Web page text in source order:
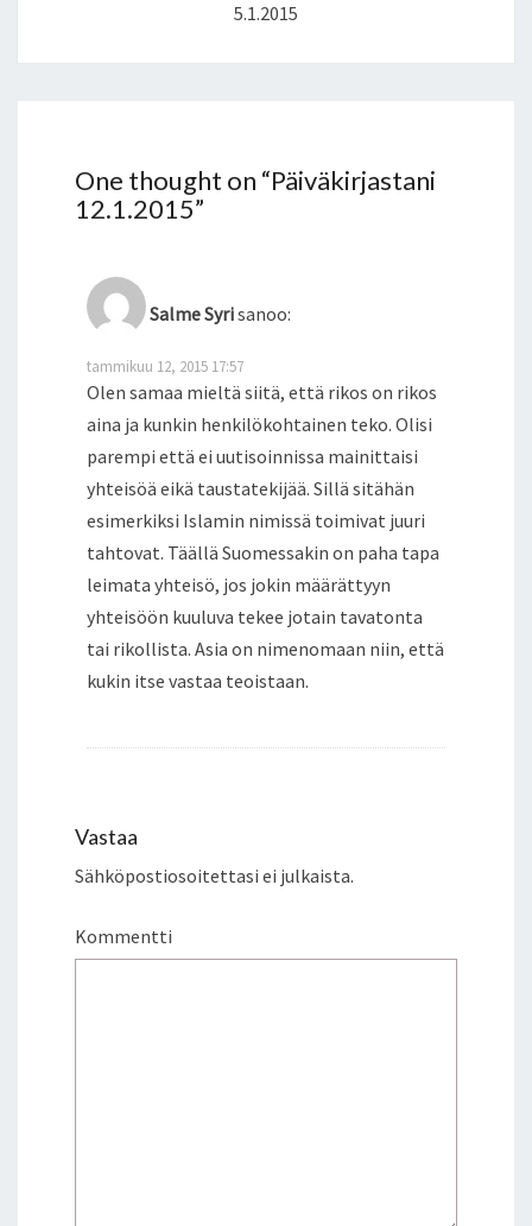
5.1.2015
One thought on “Päiväkirjastani
12.1.2015”
Salme Syrisanoo:
tammikuu 12, 2015 17:57
Olen samaa mieltä siitä, että rikos on rikos
aina ja kunkin henkilökohtainen teko. Olisi
parempi että ei uutisoinnissa mainittaisi
yhteisöä eikä taustatekijää. Sillä sitähän
esimerkiksi Islamin nimissä toimivat juuri
tahtovat. Täällä Suomessakin on paha tapa
leimata yhteisö, jos jokin määrättyyn
yhteisöön kuuluva tekee jotain tavatonta
tai rikollista. Asia on nimenomaan niin, että
kukin itse vastaa teoistaan.
Vastaa
Sähköpostiosoitettasi ei julkaista.
Kommentti